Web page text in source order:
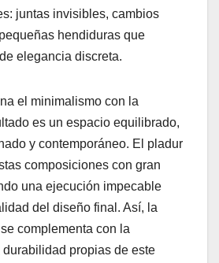
juntas invisibles, cambios
hendiduras que
elegancia discreta.
el minimalismo con la
es un espacio equilibrado,
y contemporáneo. El pladur
composiciones con gran
una ejecución impecable
del diseño final. Así, la
complementa con la
propias de este